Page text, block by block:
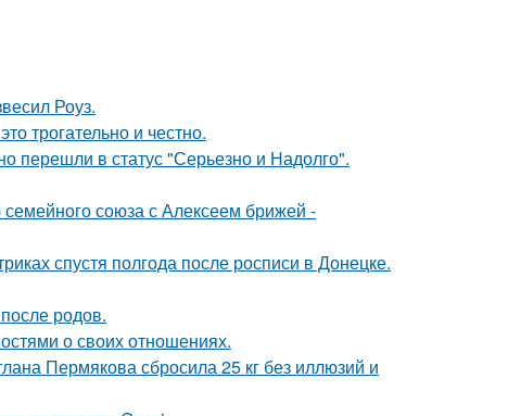
Роуз.
трогательно и честно.
перешли в статус "Серьезно и Надолго".
союза с Алексеем брижей -
спустя полгода после росписи в Донецке.
родов.
о своих отношениях.
Пермякова сбросила 25 кг без иллюзий и